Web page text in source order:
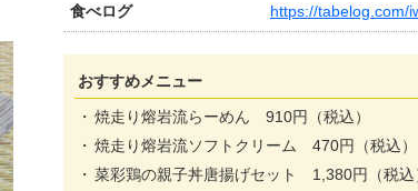
食べログ https://tabelog.com/
おすすめメニュー
焼走り熔岩流らーめん 910円（税込）
焼走り熔岩流ソフトクリーム 470円（税込）
菜彩鶏の親子丼唐揚げセット 1,380円（税込